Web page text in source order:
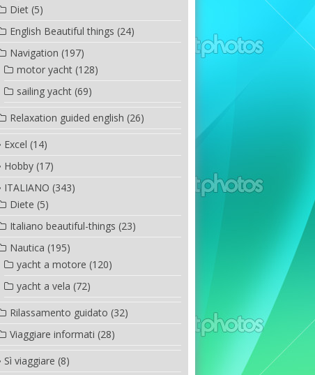
Diet (5)
English Beautiful things (24)
Navigation (197)
motor yacht (128)
sailing yacht (69)
Relaxation guided english (26)
Excel (14)
Hobby (17)
ITALIANO (343)
Diete (5)
Italiano beautiful-things (23)
Nautica (195)
yacht a motore (120)
yacht a vela (72)
Rilassamento guidato (32)
Viaggiare informati (28)
Sì viaggiare (8)